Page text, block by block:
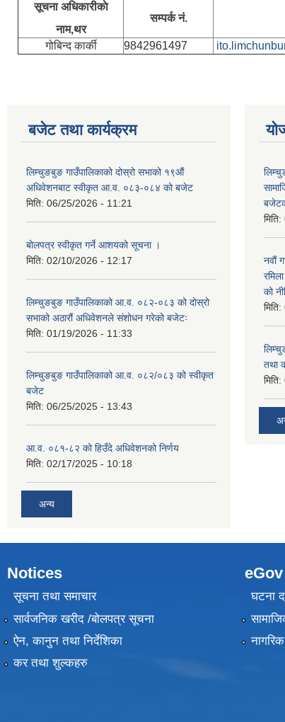
सूचना अधिकारीकाे
नाम,थर
सम्पर्क नं.
गोबिन्द कार्की 9842961497
बजेट तथा कार्यक्रम
लिम्चुङबुङ गाउँपालिकाको दोस्रो सभाको १९औं
अधिवेशनबाट स्वीकृत आ.व. ०८३-०८४ को बजेट
मिति: 06/25/2026 - 11:21
बोलपत्र स्वीकृत गर्ने आशयको सूचना ।
मिति: 02/10/2026 - 12:17
लिम्चुङबुङ गाउँपालिकाको आ.व. ०८२-०८३ को दोस्रो
सभाको अठारौं अधिवेशनले संशोधन गरेको बजेटः
मिति: 01/19/2026 - 11:33
लिम्चुङबुङ गाउँपालिकाको आ.व. ०८२/०८३ को स्वीकृत
बजेट
मिति: 06/25/2025 - 13:43
आ.व. ०८१-८२ को हिउँदे अधिवेशनको निर्णय
मिति: 02/17/2025 - 10:18
अन्य
मिति:
नवौं
को
मिति:
तथा
मिति:
Notices
सूचना तथा समाचार
सार्वजनिक खरीद /बोलपत्र सूचना
ऐन, कानुन तथा निर्देशिका
कर तथा शुल्कहरु
घटना